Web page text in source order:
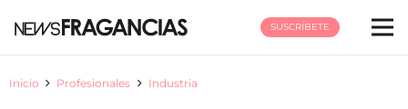
SUSCRÍBETE
Inicio Profesionales Industria